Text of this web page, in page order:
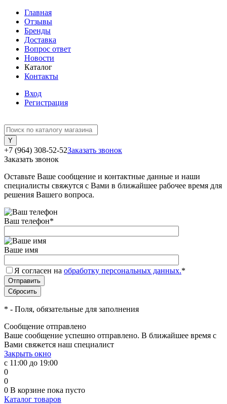
Главная
Отзывы
Бренды
Доставка
Вопрос ответ
Новости
Каталог
Контакты
Вход
Регистрация
+7 (964) 308-52-52Заказать звонок
Заказать звонок
Оставьте Ваше сообщение и контактные данные и наши
специалисты свяжутся с Вами в ближайшее рабочее время для
решения Вашего вопроса.
Ваш телефон*
Ваше имя
Я согласен на обработку персональных данных.*
* - Поля, обязательные для заполнения
Сообщение отправлено
Ваше сообщение успешно отправлено. В ближайшее время с
Вами свяжется наш специалист
Закрыть окно
с 11:00 до 19:00
0
0
0 В корзине пока пусто
Каталог товаров